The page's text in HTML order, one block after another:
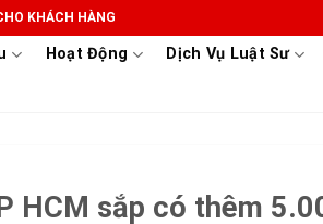
KHÁCH HÀNG
Hoạt Động Dịch Vụ Luật Sư
HCM sắp có thêm